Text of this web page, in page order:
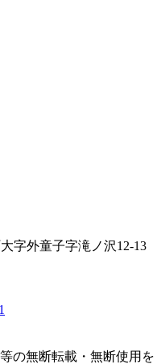
字外童子字滝ノ沢12-13
の無断転載・無断使用を